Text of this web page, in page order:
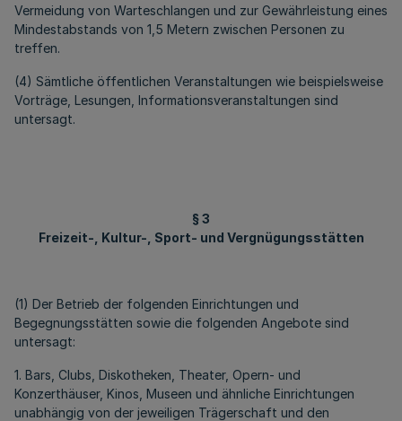
Vermeidung von Warteschlangen und zur Gewährleistung eines
Mindestabstands von 1,5 Metern zwischen Personen zu
treffen.
(4) Sämtliche öffentlichen Veranstaltungen wie beispielsweise
Vorträge, Lesungen, Informationsveranstaltungen sind
untersagt.
§ 3
Freizeit-, Kultur-, Sport- und Vergnügungsstätten
(1) Der Betrieb der folgenden Einrichtungen und
Begegnungsstätten sowie die folgenden Angebote sind
untersagt:
1. Bars, Clubs, Diskotheken, Theater, Opern- und
Konzerthäuser, Kinos, Museen und ähnliche Einrichtungen
unabhängig von der jeweiligen Trägerschaft und den